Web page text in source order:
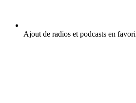
Ajout de radios et podcasts en